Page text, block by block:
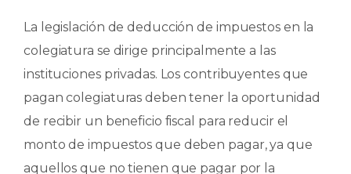
La legislación de deducción de impuestos en la
colegiatura se dirige principalmente a las
instituciones privadas. Los contribuyentes que
pagan colegiaturas deben tener la oportunidad
de recibir un beneficio fiscal para reducir el
monto de impuestos que deben pagar, ya que
aquellos que no tienen que pagar por la